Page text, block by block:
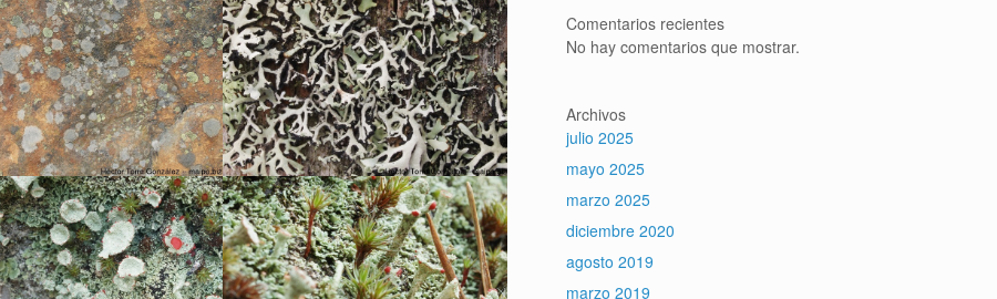
Comentarios recientes
No hay comentarios que mostrar.
Archivos
julio 2025
mayo 2025
marzo 2025
diciembre 2020
agosto 2019
marzo 2019